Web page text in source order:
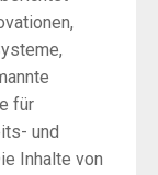
für
und
Inhalte von